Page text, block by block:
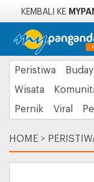
KEMBALI KE
Peristiwa
Wisata
Pernik
Viral
HOME >